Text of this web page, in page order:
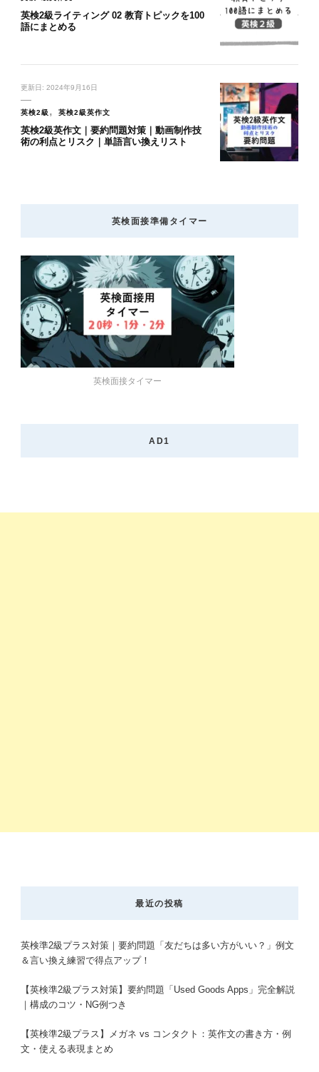
英検2級ライティング 02 教育トピックを100
語にまとめる
更新日: 2024年9月16日
英検2級 英検2級英作文
英検2級英作文｜要約問題対策｜動画制作技
術の利点とリスク｜単語言い換えリスト
英検面接準備タイマー
英検面接タイマー
AD1
最近の投稿
英検準2級プラス対策｜要約問題「友だちは多い方がいい？」例文
＆言い換え練習で得点アップ！
【英検準2級プラス対策】要約問題「Used Goods Apps」完全解説
｜構成のコツ・NG例つき
【英検準2級プラス】メガネ vs コンタクト：英作文の書き方・例
文・使える表現まとめ